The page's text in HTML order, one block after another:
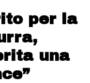
per la
una